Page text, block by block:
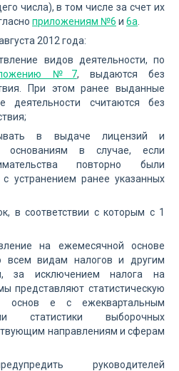
числа), в том числе за счет их
приложениям №6 и 6а
2012 года:
видов деятельности, по
№7, выдаются без
При этом ранее выданные
деятельности считаются без
в выдаче лицензий и
в случае, если
повторно были
устранением ранее указанных
в соответствии с которым с 1
на ежемесячной основе
всем видам налогов и другим
за исключением налога на
представляют статистическую
основ е с ежеквартальным
статистики выборочных
направлениям и сферам
руководителей